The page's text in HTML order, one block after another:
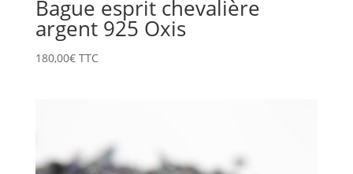
Bague esprit chevalière
argent 925 Oxis
180,00€ TTC